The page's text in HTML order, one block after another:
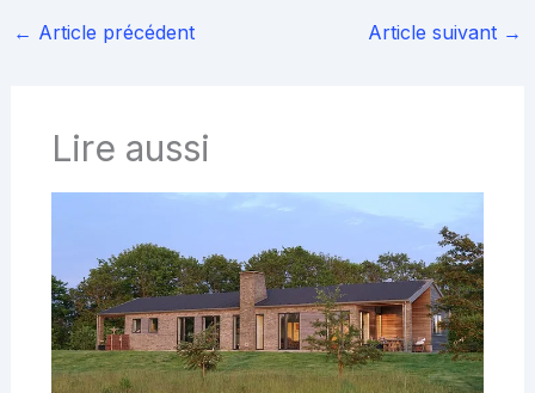
← Article précédent Article suivant →
Lire aussi